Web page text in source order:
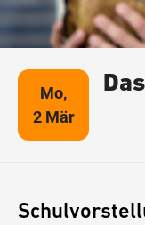
Mo,
2 Mär